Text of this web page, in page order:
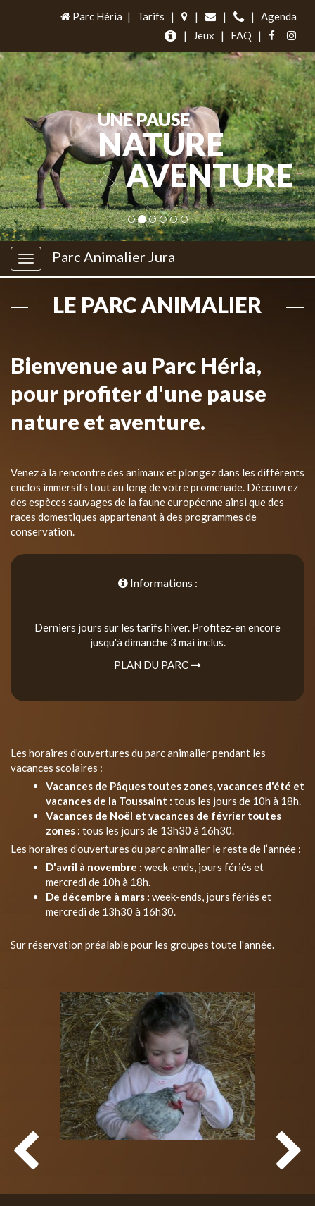
Parc Héria | Tarifs | | | |
Agenda
|
Jeux | FAQ |
UNE PAUSE
NATURE
&AVENTURE
Parc Animalier Jura
LE PARC ANIMALIER
Bienvenue au Parc Héria,
pour profiter d'une pause
nature et aventure.
Venez à la rencontre des animaux et plongez dans les différents
enclos immersifs tout au long de votre promenade. Découvrez
des espèces sauvages de la faune européenne ainsi que des
races domestiques appartenant à des programmes de
conservation.
Informations :
Derniers jours sur les tarifs hiver. Profitez-en encore
jusqu'à dimanche 3 mai inclus.
PLAN DU PARC
Les horaires d’ouvertures du parc animalier pendant les
vacances scolaires :
Vacances de Pâques toutes zones, vacances d'été et
vacances de la Toussaint : tous les jours de 10h à 18h.
Vacances de Noël et vacances de février toutes
zones : tous les jours de 13h30 à 16h30.
Les horaires d’ouvertures du parc animalier le reste de l’année :
D'avril à novembre : week-ends, jours fériés et
mercredi de 10h à 18h.
De décembre à mars : week-ends, jours fériés et
mercredi de 13h30 à 16h30.
Sur réservation préalable pour les groupes toute l'année.